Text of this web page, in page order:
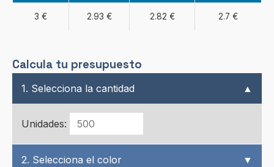
3 € 2.93 € 2.82 € 2.7 €
Calcula tu presupuesto
1. Selecciona la cantidad ▲
Unidades:
2. Selecciona el color ▼